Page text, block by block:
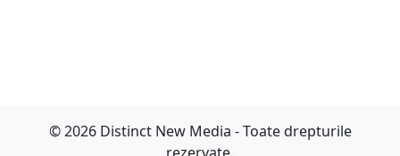
© 2026 Distinct New Media - Toate drepturile